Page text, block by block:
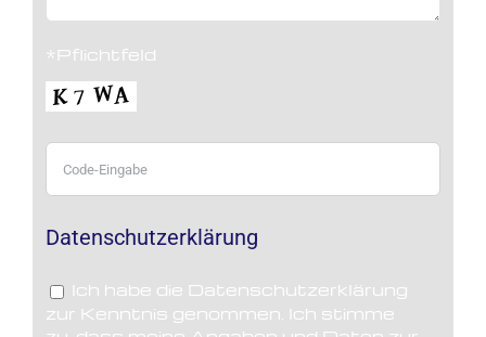
*Pflichtfeld
Datenschutzerklärung
Ich habe die Datenschutzerklärung
zur Kenntnis genommen. Ich stimme